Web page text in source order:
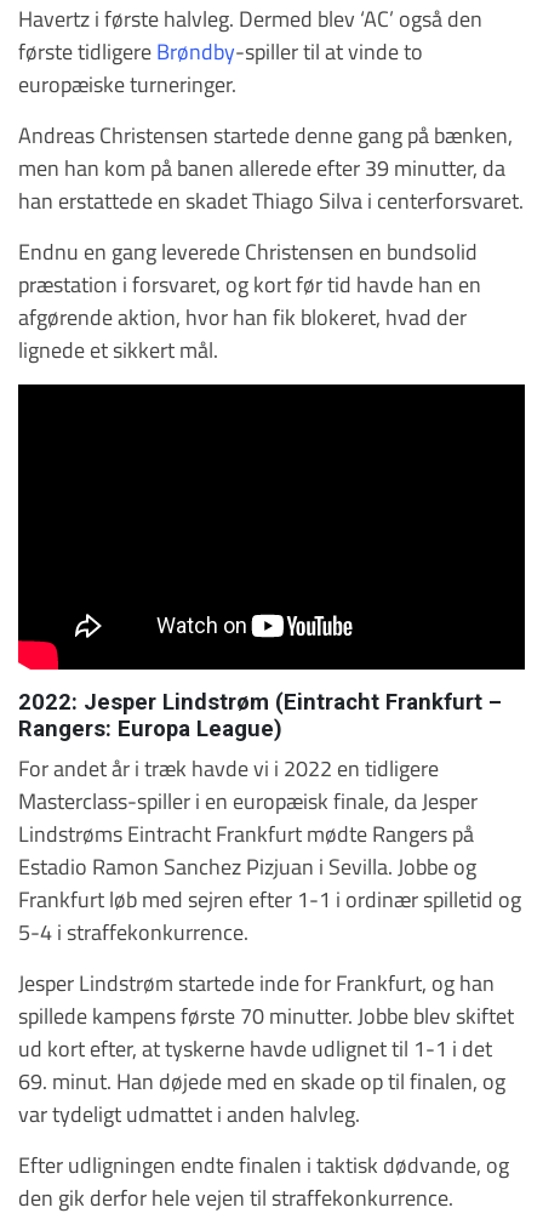
Havertz i første halvleg. Dermed blev ‘AC’ også den
første tidligereBrøndby-spiller til at vinde to
europæiske turneringer.
Andreas Christensen startede denne gang på bænken,
men han kom på banen allerede efter 39 minutter, da
han erstattede en skadet Thiago Silva i centerforsvaret.
Endnu en gang leverede Christensen en bundsolid
præstation i forsvaret, og kort før tid havde han en
afgørende aktion, hvor han fik blokeret, hvad der
lignede et sikkert mål.
2022: Jesper Lindstrøm (Eintracht Frankfurt –
Rangers: Europa League)
For andet år i træk havde vi i 2022 en tidligere
Masterclass-spiller i en europæisk finale, da Jesper
Lindstrøms Eintracht Frankfurt mødte Rangers på
Estadio Ramon Sanchez Pizjuan i Sevilla. Jobbe og
Frankfurt løb med sejren efter 1-1 i ordinær spilletid og
5-4 i straffekonkurrence.
Jesper Lindstrøm startede inde for Frankfurt, og han
spillede kampens første 70 minutter. Jobbe blev skiftet
ud kort efter, at tyskerne havde udlignet til 1-1 i det
69. minut. Han døjede med en skade op til finalen, og
var tydeligt udmattet i anden halvleg.
Efter udligningen endte finalen i taktisk dødvande, og
den gik derfor hele vejen til straffekonkurrence.